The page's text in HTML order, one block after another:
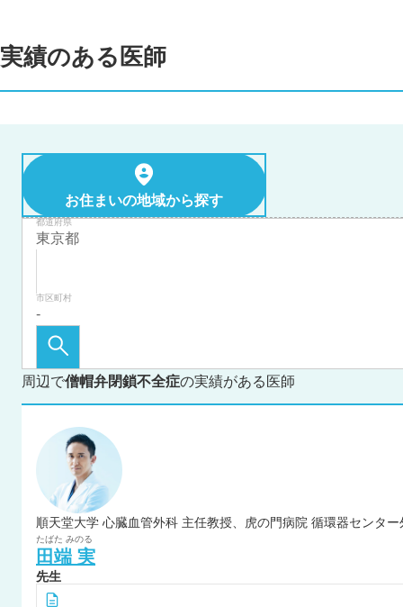
実績のある医師
お住まいの地域から探す
都道府県
市区町村
周辺で僧帽弁閉鎖不全症の実績がある医師
順天堂大学 心臓血管外科 主任教授、虎の門病院 循環器センタ
たばた みのる
田端 実
先生